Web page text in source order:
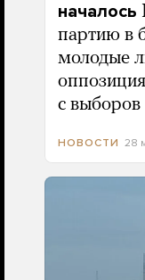
началось
партию в
молодые
с выборов
НОВОСТИ 28